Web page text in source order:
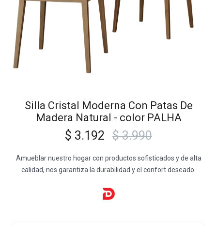
Silla Cristal Moderna Con Patas De
Madera Natural - color PALHA
$ 3.192 $ 3.990
Amueblar nuestro hogar con productos sofisticados y de alta
calidad, nos garantiza la durabilidad y el confort deseado.